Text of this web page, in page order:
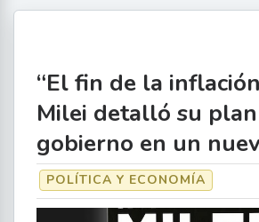
“El fin de la
Milei detalló su
gobierno en un
POLÍTICA Y ECONOMÍA